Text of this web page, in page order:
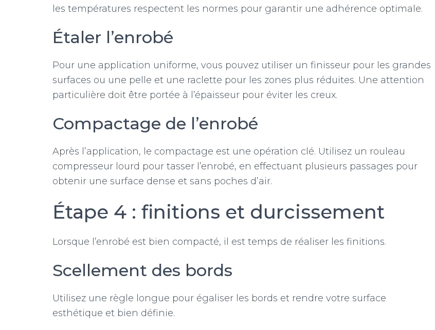
les températures respectent les normes pour garantir une adhérence optimale.
Étaler l’enrobé
Pour une application uniforme, vous pouvez utiliser un finisseur pour les grandes
surfaces ou une pelle et une raclette pour les zones plus réduites. Une attention
particulière doit être portée à l’épaisseur pour éviter les creux.
Compactage de l’enrobé
Après l’application, le compactage est une opération clé. Utilisez un rouleau
compresseur lourd pour tasser l’enrobé, en effectuant plusieurs passages pour
obtenir une surface dense et sans poches d’air.
Étape 4 : finitions et durcissement
Lorsque l’enrobé est bien compacté, il est temps de réaliser les finitions.
Scellement des bords
Utilisez une règle longue pour égaliser les bords et rendre votre surface
esthétique et bien définie.